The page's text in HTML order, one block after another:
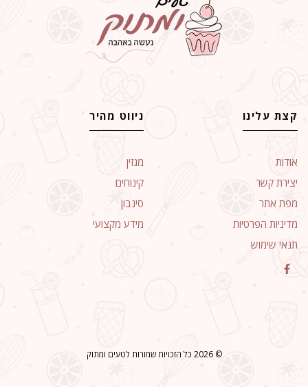
קצת עלינו
אודות
יצירת קשר
מפת אתר
מדיניות הפרטיות
תנאי שימוש
ניווט מהיר
מגזין
קינוחים
סינבון
מידע מקצועי
© 2026 כל הזכויות שמורות לטעים ומתוק